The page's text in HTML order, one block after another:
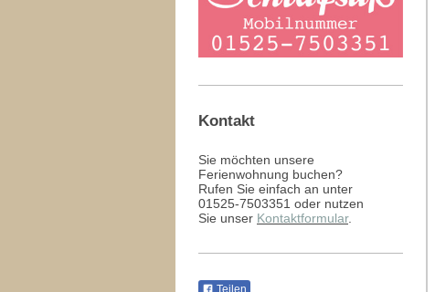
Kontakt
Sie möchten unsere
Ferienwohnung buchen?
Rufen Sie einfach an unter
01525-7503351 oder nutzen
Sie unser Kontaktformular.
Teilen